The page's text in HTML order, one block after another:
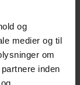
og
medier og til
om
inden